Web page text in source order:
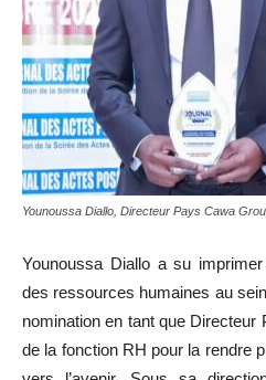
Younoussa Diallo, Directeur Pays Cawa
Younoussa Diallo a su
des ressources humaines au
nomination en tant que Directeur
de la fonction RH pour la rendre